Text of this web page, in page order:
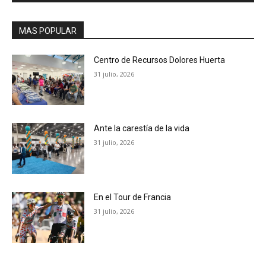
MAS POPULAR
Centro de Recursos Dolores Huerta
31 julio, 2026
Ante la carestía de la vida
31 julio, 2026
En el Tour de Francia
31 julio, 2026